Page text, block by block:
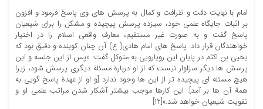
امام با نهایت دقت و ظرافت و کمال به پرسش های وی پاسخ فرمود و افزون
بر اثبات جایگاه علمی خود، سیزده پرسش پیچیده و مشکل را برای شیعیان
پاسخ گفت و به صورت غیر مستقیم، معارف واقعی اسلام را در اختیار
خواهندگان قرار داد. پاسخ های امام هادی( ع) آن چنان کوبنده و دقیق بود که
یحیی بن اکثم در پایان این رویارویی به متوکل گفت: «پس از این جلسه و این
پرسش ها دیگر سزاوار نیست که از او دربارة مسئلة دیگری پرسش شود، زیرا
هیچ مسئله ای پیچیده تر از این ها وجود ندارد [و او از عهدة پاسخ گویی به
همة آن ها بر آمد]. این کارها موجب بیشتر آشکار شدن مراتب علمی او و
تقویت شیعیان خواهد شد.»[12]